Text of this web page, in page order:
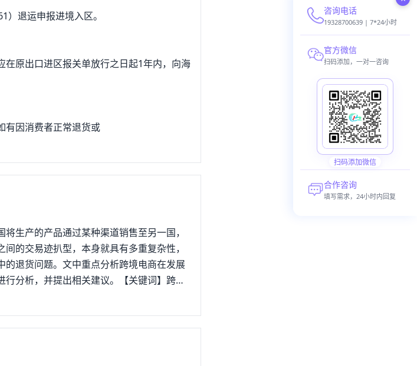
退运申报进境入区。
原出口进区报关单放行之日起1年内，向海
有因消费者正常退货或
生产的产品通过某种渠道销售至另一国，
的交易迹扒型，本身就具有多重复杂性，
退货问题。文中重点分析跨境电商在发展
分析，并提出相关建议。【关键词】跨境
口零售电商市场季度监测报告2017年第2
，“一带一路”建设的实施推动跨境电商发
计2017年将达到18543亿元。以上数字能够
到的数据也非常可观。现今跨境电商的发
咨询电话
19328700639 | 7*24小时
官方微信
扫码添加，一对一咨询
扫码添加微信
合作咨询
填写需求，24小时内回复